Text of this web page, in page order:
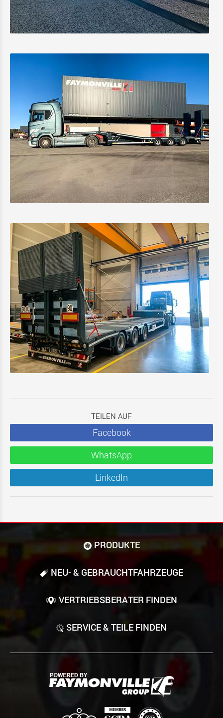
TEILEN AUF
Facebook
WhatsApp
LinkedIn
PRODUKTE
NEU- & GEBRAUCHT­FAHRZEUGE
VERTRIEBSBERATER FINDEN
SERVICE & TEILE FINDEN